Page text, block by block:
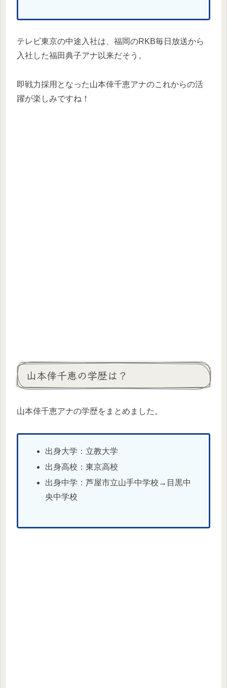
テレビ東京の中途入社は、福岡のRKB毎日放送から
入社した福田典子アナ以来だそう。
即戦力採用となった山本倖千恵アナのこれからの活
躍が楽しみですね！
山本倖千恵の学歴は？
山本倖千恵アナの学歴をまとめました。
出身大学：立教大学
出身高校：東京高校
出身中学：芦屋市立山手中学校→目黒中
央中学校